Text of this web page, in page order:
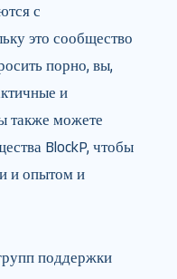
с
это сообщество
порно, вы,
и
также можете
BlockP, чтобы
и опытом и
поддержки